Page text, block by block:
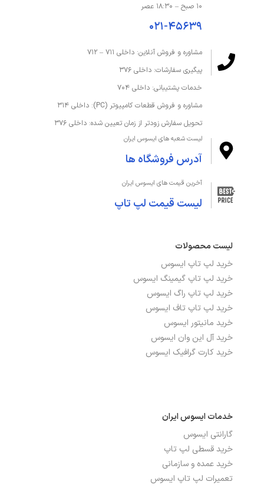
۱۰ صبح – ۱۸:۳۰ عصر
۰۲۱-۴۵۶۳۹
مشاوره و فروش آنلاین: داخلی ۷۱۱ – ۷۱۲
پیگیری سفارشات: داخلی ۳۷۶
خدمات پشتیبانی: داخلی ۷۰۴
مشاوره و فروش قطعات کامپیوتر (PC): داخلی ۳۱۴
تحویل سفارش زودتر از زمان تعیین شده: داخلی ۳۷۶
لیست شعبه های ایسوس ایران
آدرس فروشگاه ها
آخرین قیمت های ایسوس ایران
لیست قیمت لپ تاپ
لیست محصولات
خرید لپ تاپ ایسوس
خرید لپ تاپ گیمینگ ایسوس
خرید لپ تاپ راگ ایسوس
خرید لپ تاپ تاف ایسوس
خرید مانیتور ایسوس
خرید آل این وان ایسوس
خرید کارت گرافیک ایسوس
خدمات ایسوس ایران
گارانتی ایسوس
خرید قسطی لپ تاپ
خرید عمده و سازمانی
تعمیرات لپ تاپ ایسوس